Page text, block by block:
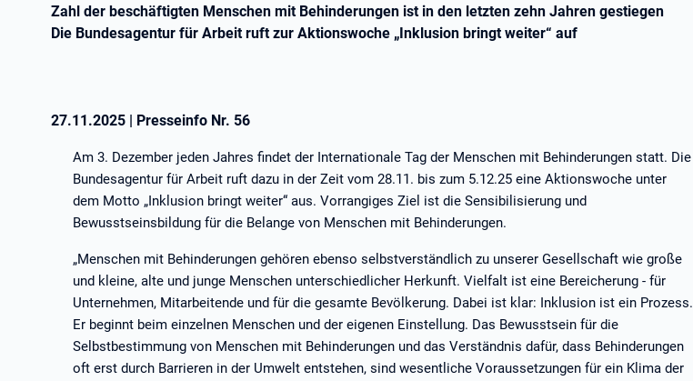
Zahl der beschäftigten Menschen mit Behinderungen ist in den letzten zehn Jahren gestiegen
Die Bundesagentur für Arbeit ruft zur Aktionswoche „Inklusion bringt weiter“ auf
27.11.2025 | Presseinfo Nr. 56
Am 3. Dezember jeden Jahres findet der Internationale Tag der Menschen mit Behinderungen statt. Die
Bundesagentur für Arbeit ruft dazu in der Zeit vom 28.11. bis zum 5.12.25 eine Aktionswoche unter
dem Motto „Inklusion bringt weiter“ aus. Vorrangiges Ziel ist die Sensibilisierung und
Bewusstseinsbildung für die Belange von Menschen mit Behinderungen.
„Menschen mit Behinderungen gehören ebenso selbstverständlich zu unserer Gesellschaft wie große
und kleine, alte und junge Menschen unterschiedlicher Herkunft. Vielfalt ist eine Bereicherung - für
Unternehmen, Mitarbeitende und für die gesamte Bevölkerung. Dabei ist klar: Inklusion ist ein Prozess.
Er beginnt beim einzelnen Menschen und der eigenen Einstellung. Das Bewusstsein für die
Selbstbestimmung von Menschen mit Behinderungen und das Verständnis dafür, dass Behinderungen
oft erst durch Barrieren in der Umwelt entstehen, sind wesentliche Voraussetzungen für ein Klima der